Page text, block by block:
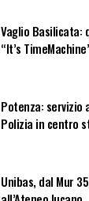
Vaglio Basilicata:
“It’s
Potenza: servizio
Polizia in centro
Unibas, dal Mur